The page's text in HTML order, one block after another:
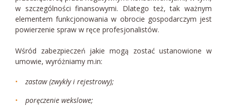
w szczególności finansowymi. Dlatego też, tak ważnym
elementem funkcjonowania w obrocie gospodarczym jest
powierzenie spraw w ręce profesjonalistów.
Wśród zabezpieczeń jakie mogą zostać ustanowione w
umowie, wyróżniamy m.in:
zastaw (zwykły i rejestrowy);
poręczenie wekslowe;